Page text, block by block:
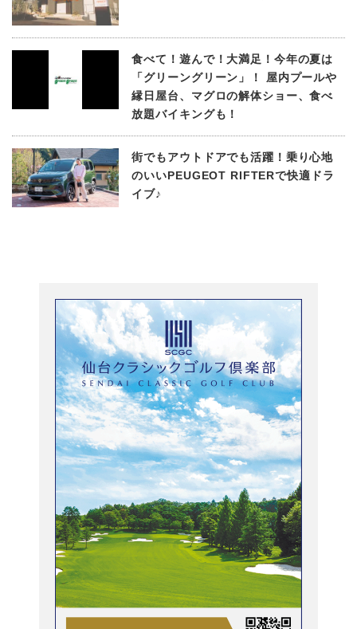
食べて！遊んで！大満足！今年の夏は
「グリーングリーン」！ 屋内プールや
縁日屋台、マグロの解体ショー、食べ
放題バイキングも！
街でもアウトドアでも活躍！乗り心地
のいいPEUGEOT RIFTERで快適ドラ
イブ♪